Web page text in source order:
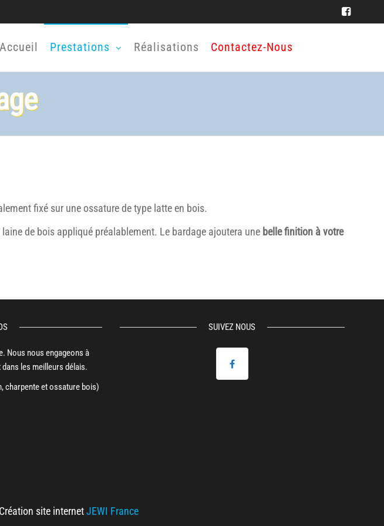
Accueil Prestations Réalisations Contactez-Nous
fixé sur une ossature de type latte en bois.
de bois appliqué préalablement. Le bardage ajoutera une belle finition à votre
Nous nous engageons à
les meilleurs délais.
charpente et ossature bois)
SUIVEZ NOUS
site internetJEWI France